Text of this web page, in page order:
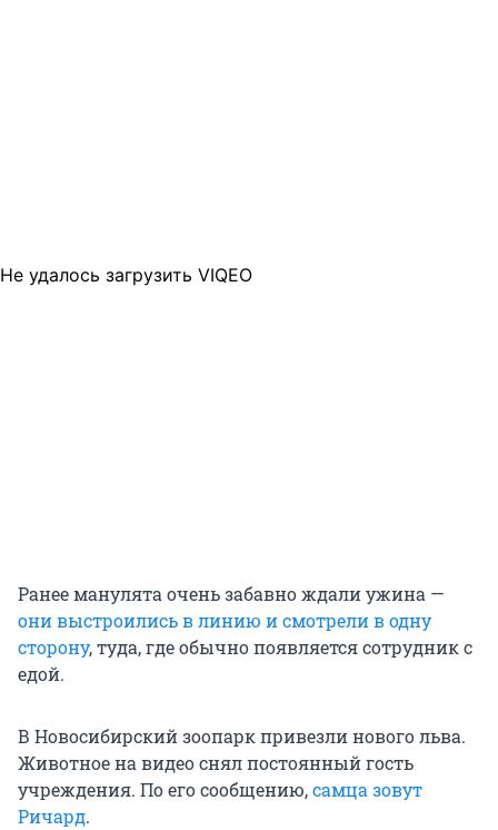
Не удалось загрузить VIQEO
Ранее манулята очень забавно ждали ужина —
они выстроились в линию и смотрели в одну
сторону, туда, где обычно появляется сотрудник с
едой.
В Новосибирский зоопарк привезли нового льва.
Животное на видео снял постоянный гость
учреждения. По его сообщению,самца зовут
Ричард.